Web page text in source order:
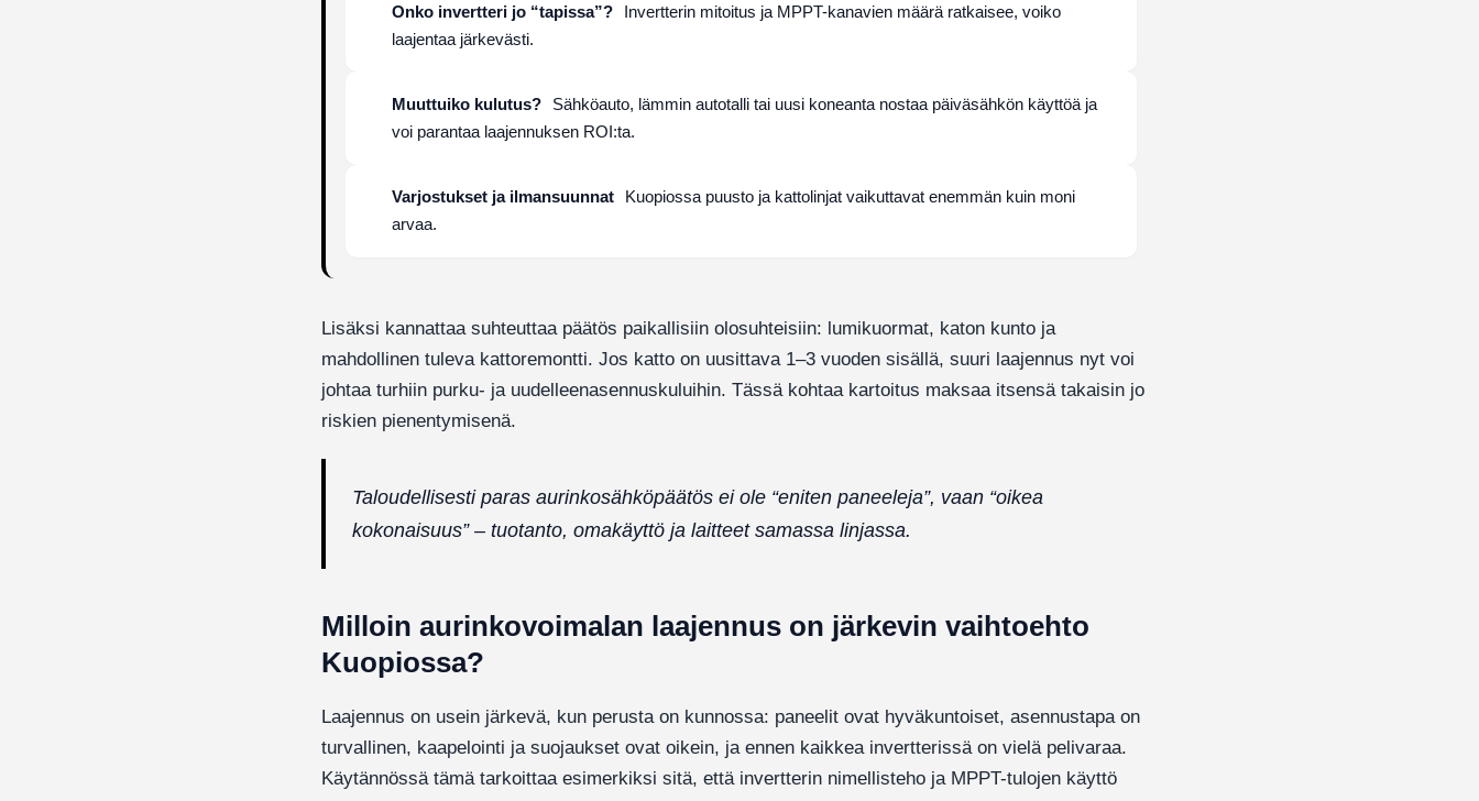
Onko invertteri jo “tapissa”?
Invertterin mitoitus ja MPPT-kanavien määrä ratkaisee, voiko
laajentaa järkevästi.
Muuttuiko kulutus?
Sähköauto, lämmin autotalli tai uusi koneanta nostaa päiväsähkön käyttöä ja
voi parantaa laajennuksen ROI:ta.
Varjostukset ja ilmansuunnat
Kuopiossa puusto ja kattolinjat vaikuttavat enemmän kuin moni
arvaa.
Lisäksi kannattaa suhteuttaa päätös paikallisiin olosuhteisiin: lumikuormat, katon kunto ja
mahdollinen tuleva kattoremontti. Jos katto on uusittava 1–3 vuoden sisällä, suuri laajennus nyt voi
johtaa turhiin purku- ja uudelleenasennuskuluihin. Tässä kohtaa kartoitus maksaa itsensä takaisin jo
riskien pienentymisenä.
Taloudellisesti paras aurinkosähköpäätös ei ole “eniten paneeleja”, vaan “oikea
kokonaisuus” – tuotanto, omakäyttö ja laitteet samassa linjassa.
Milloin aurinkovoimalan laajennus on järkevin vaihtoehto
Kuopiossa?
Laajennus on usein järkevä, kun perusta on kunnossa: paneelit ovat hyväkuntoiset, asennustapa on
turvallinen, kaapelointi ja suojaukset ovat oikein, ja ennen kaikkea invertterissä on vielä pelivaraa.
Käytännössä tämä tarkoittaa esimerkiksi sitä, että invertterin nimellisteho ja MPPT-tulojen käyttö